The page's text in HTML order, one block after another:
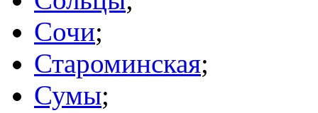
Сочи;
Староминская;
Сумы;